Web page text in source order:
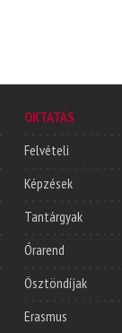
OKTATÁS
Felvételi
Képzések
Tantárgyak
Órarend
Ösztöndíjak
Erasmus